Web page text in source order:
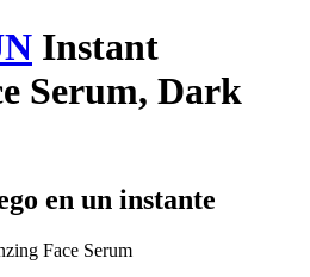
Instant
Serum, Dark
en un instante
Face Serum